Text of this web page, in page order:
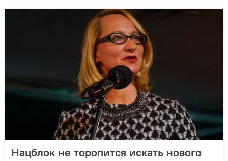
Нацблок не торопится искать нового